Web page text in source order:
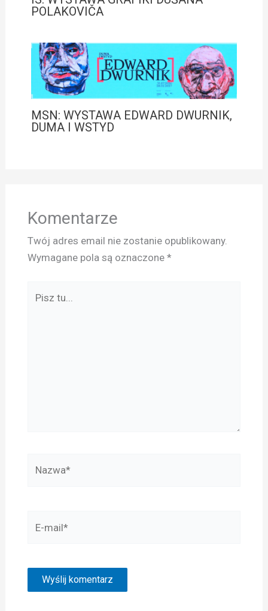
POLAKOVIČA
MSN: WYSTAWA EDWARD DWURNIK,
DUMA I WSTYD
Komentarze
Twój adres email nie zostanie opublikowany.
Wymagane pola są oznaczone *
mail*